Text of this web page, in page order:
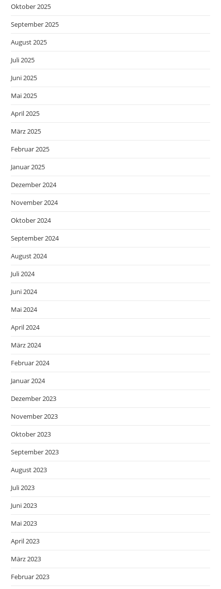
Oktober 2025
September 2025
August 2025
Juli 2025
Juni 2025
Mai 2025
April 2025
März 2025
Februar 2025
Januar 2025
Dezember 2024
November 2024
Oktober 2024
September 2024
August 2024
Juli 2024
Juni 2024
Mai 2024
April 2024
März 2024
Februar 2024
Januar 2024
Dezember 2023
November 2023
Oktober 2023
September 2023
August 2023
Juli 2023
Juni 2023
Mai 2023
April 2023
März 2023
Februar 2023